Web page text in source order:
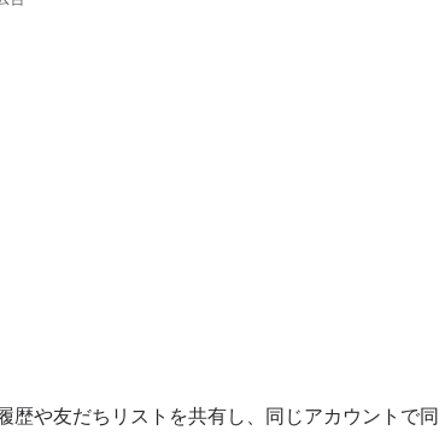
や友だちリストを共有し、同じアカウントで同